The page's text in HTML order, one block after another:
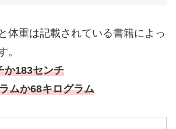
体重は記載されている書籍によっ
。
183センチ
ムか68キログラム